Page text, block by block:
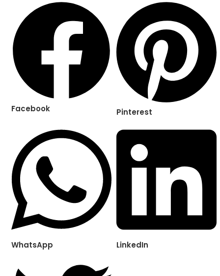
Facebook Pinterest
WhatsApp LinkedIn